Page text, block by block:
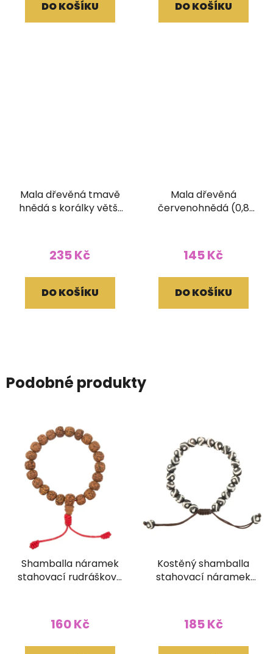
DO KOŠÍKU DO KOŠÍKU
Mala dřevěná tmavě
hnědá s korálky větší
235 Kč
DO KOŠÍKU
Mala dřevěná
červenohnědá (0,8
145 Kč
DO KOŠÍKU
Podobné produkty
Shamballa náramek
stahovací rudráškový
160 Kč
Kostěný shamballa
stahovací náramek
185 Kč